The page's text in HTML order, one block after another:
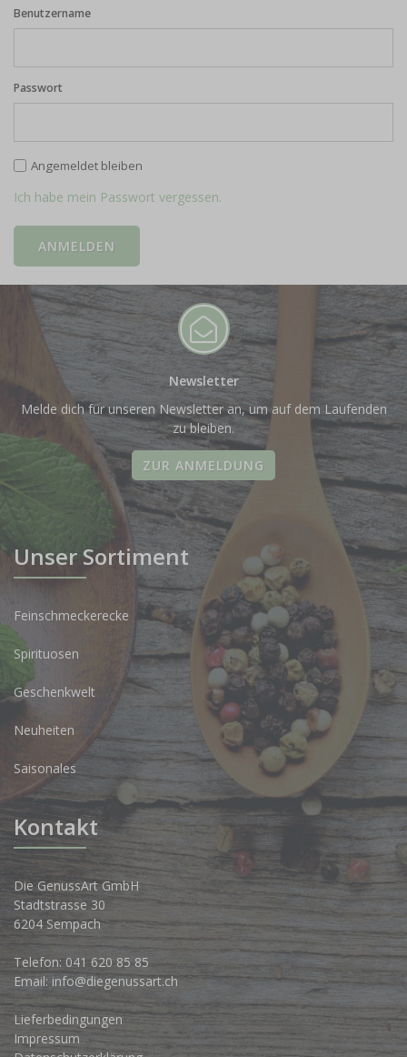
Benutzername
Passwort
Angemeldet bleiben
Ich habe mein Passwort vergessen.
Newsletter
Melde dich für unseren Newsletter an, um auf dem Laufenden
zu bleiben.
ZUR ANMELDUNG
Unser Sortiment
Feinschmeckerecke
Spirituosen
Geschenkwelt
Neuheiten
Saisonales
Kontakt
Die GenussArt GmbH
Stadtstrasse 30
6204 Sempach
Telefon: 041 620 85 85
Email: info@diegenussart.ch
Lieferbedingungen
Impressum